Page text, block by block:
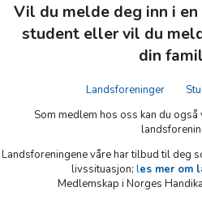
MIN SIDE
Vil du melde deg inn i
student eller vil du
din
Landsforeninger
Som medlem hos oss kan du
Landsforeningene våre har tilbud til deg
livssituasjon; les mer om
Medlemskap i Norges